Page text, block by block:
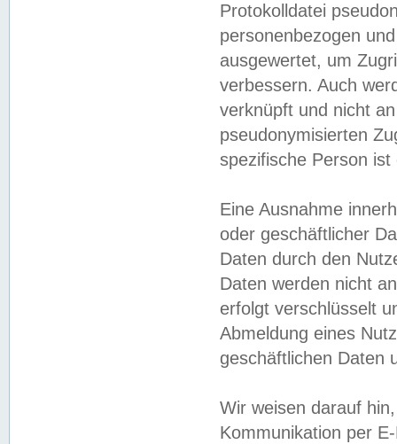
Protokolldatei
personenbezogen
ausgewertet, um
verbessern. Auch
verknüpft und nicht
pseudonymisierten
spezifische Person
Eine Ausnahme
oder geschäftlicher
Daten durch den
Daten werden nicht
erfolgt verschlüsselt
Abmeldung eines
geschäftlichen Daten
Wir weisen darauf
Kommunikation per